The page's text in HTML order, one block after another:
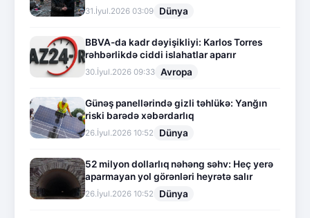
31.İyul.2026 03:09 Dünya
BBVA-da kadr dəyişikliyi: Karlos Torres
rəhbərlikdə ciddi islahatlar aparır
30.İyul.2026 09:33 Avropa
Günəş panellərində gizli təhlükə: Yanğın
riski barədə xəbərdarlıq
26.İyul.2026 10:52 Dünya
52 milyon dollarlıq nəhəng səhv: Heç yerə
aparmayan yol görənləri heyrətə salır
26.İyul.2026 10:52 Dünya